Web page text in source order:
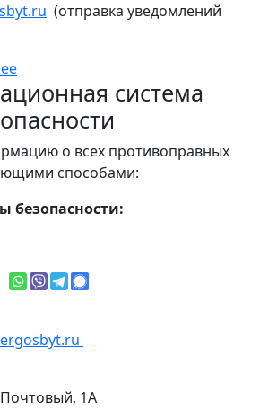
(отправка уведомлений
система
о всех противоправных
способами:
безопасности:
1А